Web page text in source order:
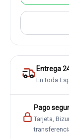
Entrega
En toda
Pago
Tarjeta,